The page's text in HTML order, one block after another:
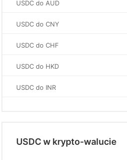
USDC do AUD
USDC do CNY
USDC do CHF
USDC do HKD
USDC do INR
USDC w krypto-walucie